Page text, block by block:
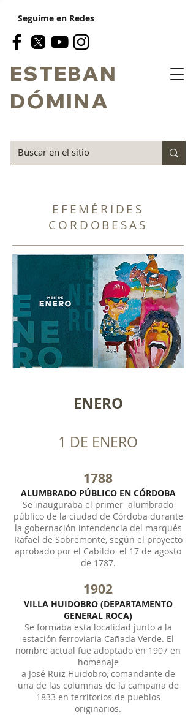
ESTEBAN
DÓMINA
Seguíme en Redes
EFEMÉRIDES
CORDOBESAS
ENERO
1 DE ENERO
1788
ALUMBRADO PÚBLICO EN CÓRDOBA
Se inauguraba el primer alumbrado
público de la ciudad de Córdoba durante
la gobernación intendencia del marqués
Rafael de Sobremonte, según el proyecto
aprobado por el Cabildo el 17 de agosto
de 1787.
1902
VILLA HUIDOBRO (DEPARTAMENTO
GENERAL ROCA)
Se formaba esta localidad junto a la
estación ferroviaria Cañada Verde. El
nombre actual fue adoptado en 1907 en
homenaje
a José Ruiz Huidobro, comandante de
una de las columnas de la campaña de
1833 en territorios de pueblos
originarios.